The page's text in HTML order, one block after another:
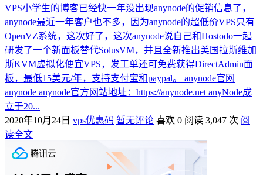
VPS小学生的博客已经快一年没出现anynode的促销信息了，
anynode最近一年客户也不多，因为anynode的超低价VPS只有
OpenVZ系统，这次好了，这次anynode说自己和Hostodo一起
研发了一个新面板替代SolusVM，并且全新推出美国拉斯维加
斯KVM虚拟化便宜VPS，发工单还可免费获得DirectAdmin面
板，最低15美元/年，支持支付宝和paypal。 anynode官网
anynode anynode官方网站地址：https://anynode.net anyNode成
立于20...
2020年10月24日 vps优惠码 暂无评论 喜欢 0 阅读 3,047 次 阅
读全文